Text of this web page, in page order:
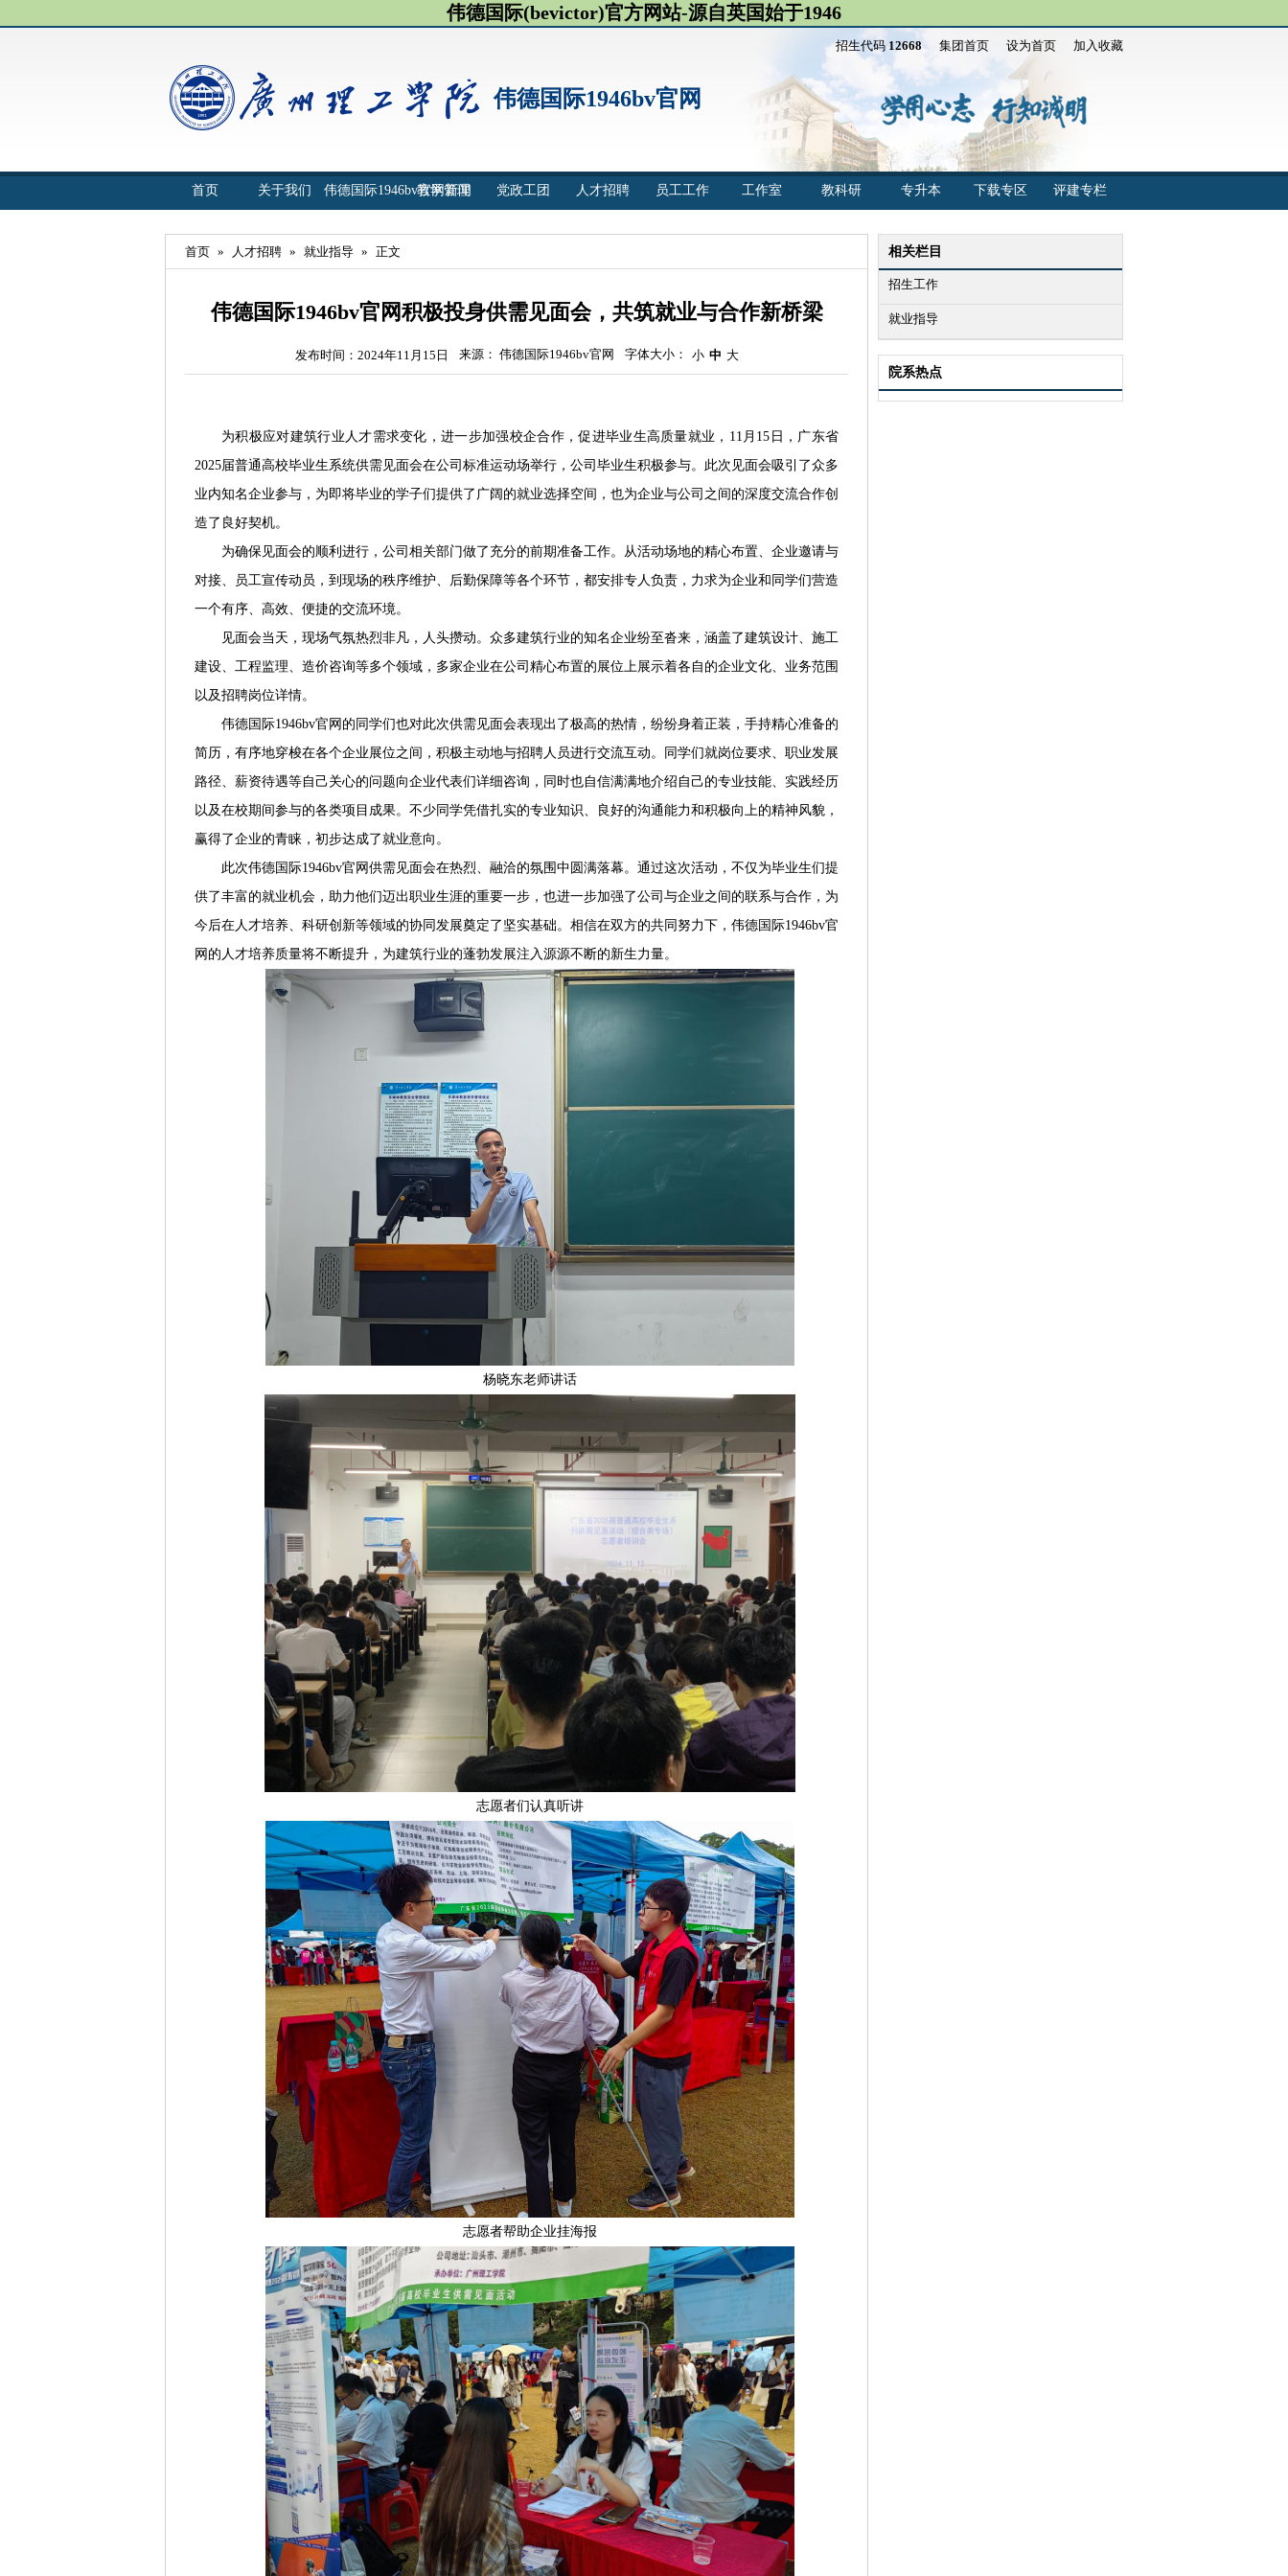
伟德国际(bevictor)官方网站-源自英国始于1946
招生代码12668 集团首页 设为首页 加入收藏
伟德国际1946bv官网
首页 关于我们 伟德国际1946bv官网新闻
教学管理 党政工团 人才招聘 员工工作 工作室 教科研 专升本 下载专区 评建专栏
相关栏目
招生工作
就业指导
院系热点
首页 » 人才招聘 » 就业指导 » 正文
伟德国际1946bv官网积极投身供需见面会，共筑就业与合作新桥梁
发布时间：2024年11月15日 来源： 伟德国际1946bv官网 字体大小： 小 中 大
为积极应对建筑行业人才需求变化，进一步加强校企合作，促进毕业生高质量就业，11月15日，广东省
2025届普通高校毕业生系统供需见面会在公司标准运动场举行，公司毕业生积极参与。此次见面会吸引了众多
业内知名企业参与，为即将毕业的学子们提供了广阔的就业选择空间，也为企业与公司之间的深度交流合作创
造了良好契机。
为确保见面会的顺利进行，公司相关部门做了充分的前期准备工作。从活动场地的精心布置、企业邀请与
对接、员工宣传动员，到现场的秩序维护、后勤保障等各个环节，都安排专人负责，力求为企业和同学们营造
一个有序、高效、便捷的交流环境。
见面会当天，现场气氛热烈非凡，人头攒动。众多建筑行业的知名企业纷至沓来，涵盖了建筑设计、施工
建设、工程监理、造价咨询等多个领域，多家企业在公司精心布置的展位上展示着各自的企业文化、业务范围
以及招聘岗位详情。
伟德国际1946bv官网的同学们也对此次供需见面会表现出了极高的热情，纷纷身着正装，手持精心准备的
简历，有序地穿梭在各个企业展位之间，积极主动地与招聘人员进行交流互动。同学们就岗位要求、职业发展
路径、薪资待遇等自己关心的问题向企业代表们详细咨询，同时也自信满满地介绍自己的专业技能、实践经历
以及在校期间参与的各类项目成果。不少同学凭借扎实的专业知识、良好的沟通能力和积极向上的精神风貌，
赢得了企业的青睐，初步达成了就业意向。
此次伟德国际1946bv官网供需见面会在热烈、融洽的氛围中圆满落幕。通过这次活动，不仅为毕业生们提
供了丰富的就业机会，助力他们迈出职业生涯的重要一步，也进一步加强了公司与企业之间的联系与合作，为
今后在人才培养、科研创新等领域的协同发展奠定了坚实基础。相信在双方的共同努力下，伟德国际1946bv官
网的人才培养质量将不断提升，为建筑行业的蓬勃发展注入源源不断的新生力量。
杨晓东老师讲话
志愿者们认真听讲
志愿者帮助企业挂海报